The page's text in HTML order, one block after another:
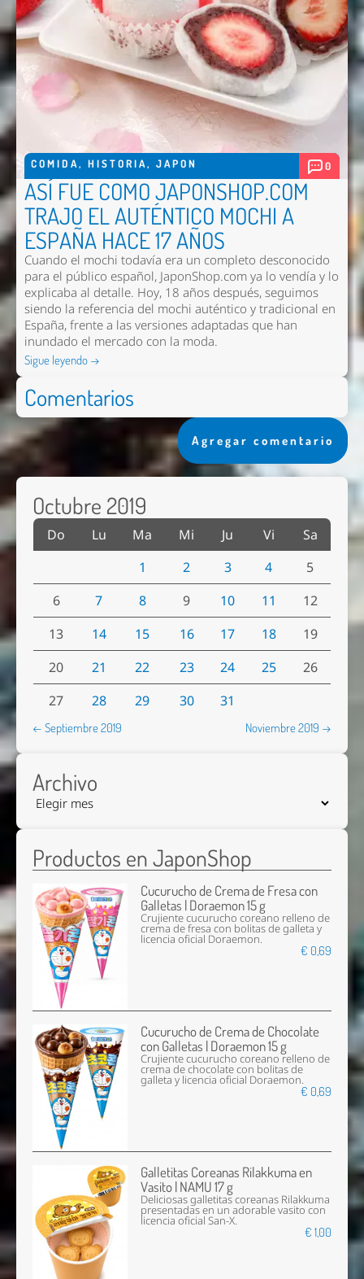
COMIDA, HISTORIA, JAPON 0
ASÍ FUE COMO JAPONSHOP.COM
TRAJO EL AUTÉNTICO MOCHI A
ESPAÑA HACE 17 AÑOS
Cuando el mochi todavía era un completo desconocido
para el público español, JaponShop.com ya lo vendía y lo
explicaba al detalle. Hoy, 18 años después, seguimos
siendo la referencia del mochi auténtico y tradicional en
España, frente a las versiones adaptadas que han
inundado el mercado con la moda.
Sigue leyendo →
Comentarios
Agregar comentario
Octubre 2019
Do Lu Ma Mi Ju Vi
Sa
1
2 3 4
5
6
7 8 9 10 11
12
13
14 15 16 17 18
19
20
21 22 23 24 25
26
27
28 29 30 31
← Septiembre 2019 Noviembre 2019 →
Archivo
Productos en JaponShop
Cucurucho de Crema de Fresa con
Galletas | Doraemon 15 g
Crujiente cucurucho coreano relleno de
crema de fresa con bolitas de galleta y
licencia oficial Doraemon.
€ 0,69
Cucurucho de Crema de Chocolate
con Galletas | Doraemon 15 g
Crujiente cucurucho coreano relleno de
crema de chocolate con bolitas de
galleta y licencia oficial Doraemon.
€ 0,69
Galletitas Coreanas Rilakkuma en
Vasito | NAMU 17 g
Deliciosas galletitas coreanas Rilakkuma
presentadas en un adorable vasito con
licencia oficial San-X.
€ 1,00